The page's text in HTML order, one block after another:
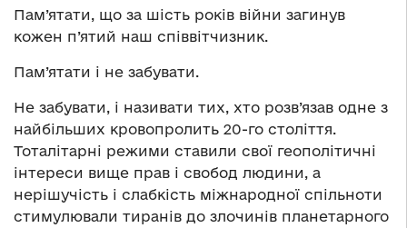
Пам’ятати, що за шість років війни загинув
кожен п’ятий наш співвітчизник.
Пам’ятати і не забувати.
Не забувати, і називати тих, хто розв’язав одне з
найбільших кровопролить 20-го століття.
Тоталітарні режими ставили свої геополітичні
інтереси вище прав і свобод людини, а
нерішучість і слабкість міжнародної спільноти
стимулювали тиранів до злочинів планетарного